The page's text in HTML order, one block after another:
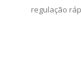
regulação